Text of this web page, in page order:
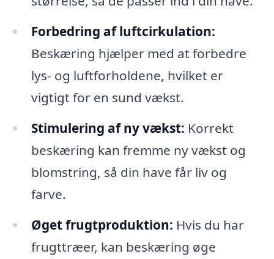
Forbedring af luftcirkulation:
Beskæring hjælper med at forbedre
lys- og luftforholdene, hvilket er
vigtigt for en sund vækst.
Stimulering af ny vækst: Korrekt
beskæring kan fremme ny vækst og
blomstring, så din have får liv og
farve.
Øget frugtproduktion: Hvis du har
frugttræer, kan beskæring øge